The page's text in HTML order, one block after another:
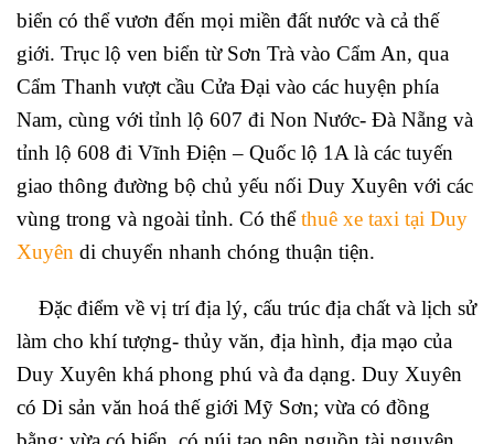
biển có thể vươn đến mọi miền đất nước và cả thế
giới. Trục lộ ven biển từ Sơn Trà vào Cẩm An, qua
Cẩm Thanh vượt cầu Cửa Đại vào các huyện phía
Nam, cùng với tỉnh lộ 607 đi Non Nước- Đà Nẵng và
tỉnh lộ 608 đi Vĩnh Điện – Quốc lộ 1A là các tuyến
giao thông đường bộ chủ yếu nối Duy Xuyên với các
vùng trong và ngoài tỉnh. Có thểthuê xe taxi tại Duy
Xuyên di chuyển nhanh chóng thuận tiện.
Đặc điểm về vị trí địa lý, cấu trúc địa chất và lịch sử
làm cho khí tượng- thủy văn, địa hình, địa mạo của
Duy Xuyên khá phong phú và đa dạng. Duy Xuyên
có Di sản văn hoá thế giới Mỹ Sơn; vừa có đồng